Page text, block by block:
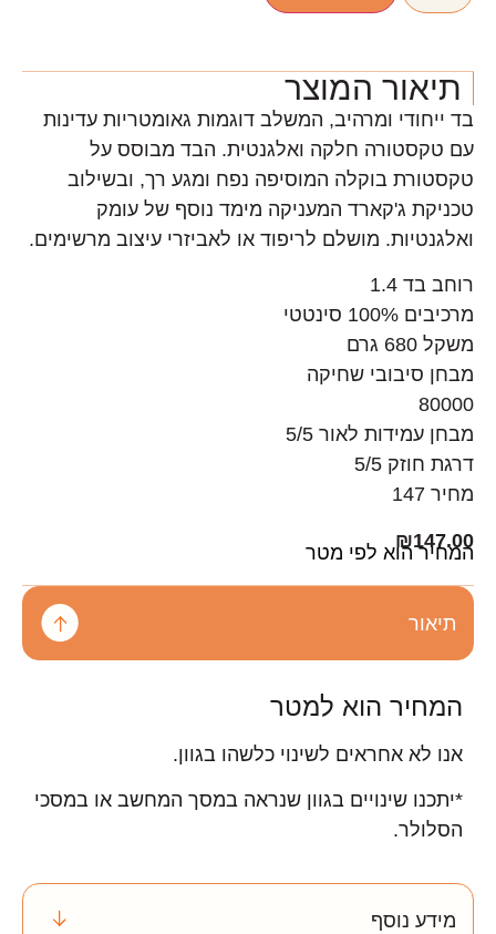
תיאור המוצר
בד ייחודי ומרהיב, המשלב דוגמות גאומטריות עדינות
עם טקסטורה חלקה ואלגנטית. הבד מבוסס על
טקסטורת בוקלה המוסיפה נפח ומגע רך, ובשילוב
טכניקת ג'קארד המעניקה מימד נוסף של עומק
ואלגנטיות. מושלם לריפוד או לאביזרי עיצוב מרשימים.
רוחב בד 1.4
מרכיבים 100% סינטטי
משקל 680 גרם
מבחן סיבובי שחיקה
80000
מבחן עמידות לאור 5/5
דרגת חוזק 5/5
מחיר 147
₪147.00
המחיר הוא לפי מטר
תיאור
המחיר הוא למטר
אנו לא אחראים לשינוי כלשהו בגוון.
*יתכנו שינויים בגוון שנראה במסך המחשב או במסכי
הסלולר.
מידע נוסף